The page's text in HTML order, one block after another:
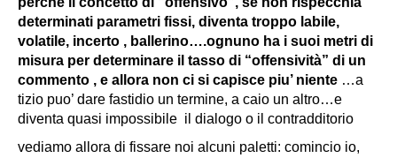
determinati parametri fissi, diventa troppo labile,
volatile, incerto , ballerino….ognuno ha i suoi metri di
misura per determinare il tasso di “offensività” di un
commento , e allora non ci si capisce piu’ niente …a
tizio puo’ dare fastidio un termine, a caio un altro…e
diventa quasi impossibile il dialogo o il contradditorio
vediamo allora di fissare noi alcuni paletti: comincio io,